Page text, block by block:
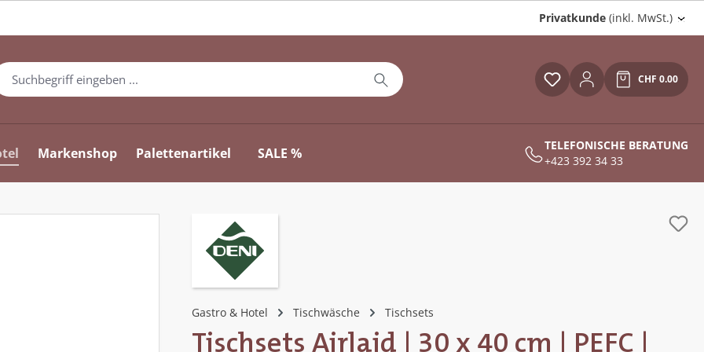
Privatkunde (inkl. MwSt.)
Du hast 0 Produkte auf
CHF 0.00
Markenshop Palettenartikel SALE %
TELEFONISCHE BERATUNG
+423 392 34 33
Gastro & Hotel Tischwäsche Tischsets
Tischsets Airlaid | 30 x 40 cm | PEFC |